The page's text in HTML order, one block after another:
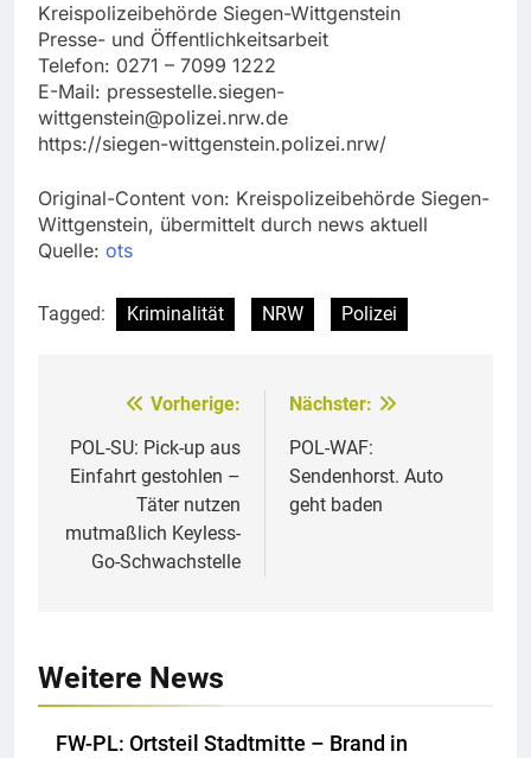
Kreispolizeibehörde Siegen-Wittgenstein
Presse- und Öffentlichkeitsarbeit
Telefon: 0271 – 7099 1222
E-Mail: pressestelle.siegen-
wittgenstein@polizei.nrw.de
https://siegen-wittgenstein.polizei.nrw/
Original-Content von: Kreispolizeibehörde Siegen-
Wittgenstein, übermittelt durch news aktuell
Quelle: ots
Tagged: Kriminalität NRW Polizei
Beitragsnavigation
Vorherige:
POL-SU: Pick-up aus
Einfahrt gestohlen –
Täter nutzen
mutmaßlich Keyless-
Go-Schwachstelle
Nächster:
POL-WAF:
Sendenhorst. Auto
geht baden
Weitere News
FW-PL: Ortsteil Stadtmitte – Brand in